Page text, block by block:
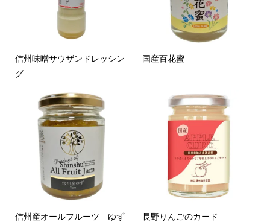
信州味噌サウザンドレッシン
グ
国産百花蜜
信州産オールフルーツ ゆず 長野りんごのカード